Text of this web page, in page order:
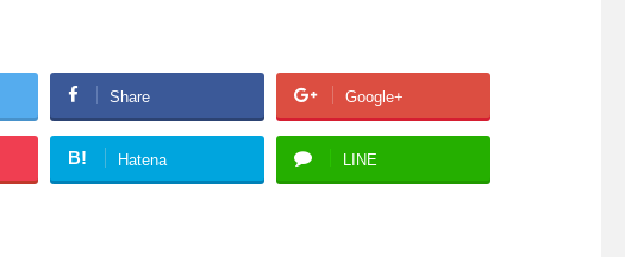
Share Google+
B! Hatena LINE